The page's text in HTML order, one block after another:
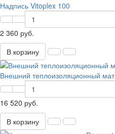
Надпись Vitoplex 100
2 360 руб.
В корзину
Внешний теплоизоляционный мат
16 520 руб.
В корзину